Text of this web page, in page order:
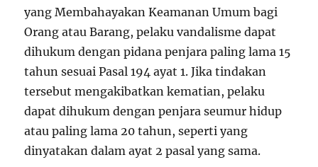
yang Membahayakan Keamanan Umum bagi
Orang atau Barang, pelaku vandalisme dapat
dihukum dengan pidana penjara paling lama 15
tahun sesuai Pasal 194 ayat 1. Jika tindakan
tersebut mengakibatkan kematian, pelaku
dapat dihukum dengan penjara seumur hidup
atau paling lama 20 tahun, seperti yang
dinyatakan dalam ayat 2 pasal yang sama.